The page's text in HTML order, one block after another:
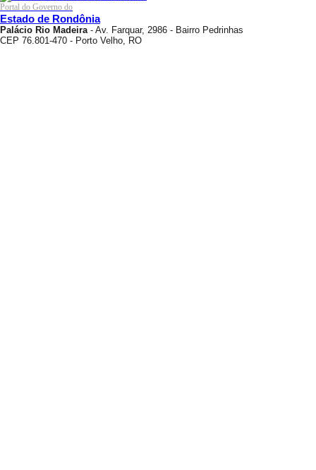
Portal do Governo do
Estado de Rondônia
Palácio Rio Madeira- Av. Farquar, 2986 - Bairro Pedrinhas
CEP 76.801-470 - Porto Velho, RO